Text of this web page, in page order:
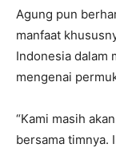
Agung pun
manfaat
Indonesia dalam
mengenai
“Kami masih
bersama timnya.